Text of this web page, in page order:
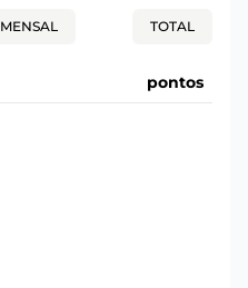
MENSAL TOTAL
pontos